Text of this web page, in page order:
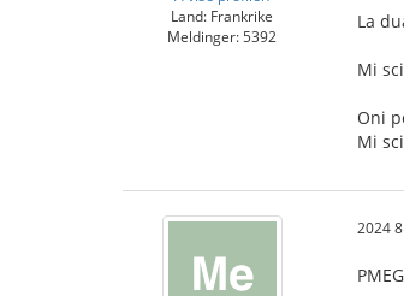
Land: Frankrike
Meldinger: 5392
La
Mi
Oni
Mi
2024